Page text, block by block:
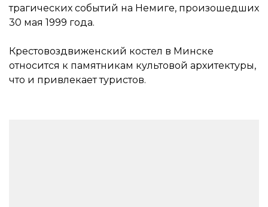
трагических событий на Немиге, произошедших
30 мая 1999 года.
Крестовоздвиженский костел в Минске
относится к памятникам культовой архитектуры,
что и привлекает туристов.